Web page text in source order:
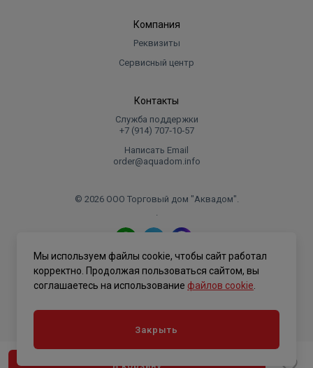
В корзину
Компания
Реквизиты
Сервисный центр
Контакты
Служба поддержки
+7 (914) 707‑10‑57
Написать Email
order@aquadom.info
© 2026 ООО Торговый дом "Аквадом".
.
Политика конфиденциальности
Мы используем файлы cookie, чтобы сайт работал
корректно. Продолжая пользоваться сайтом, вы
соглашаетесь на использование файлов cookie
Закрыть